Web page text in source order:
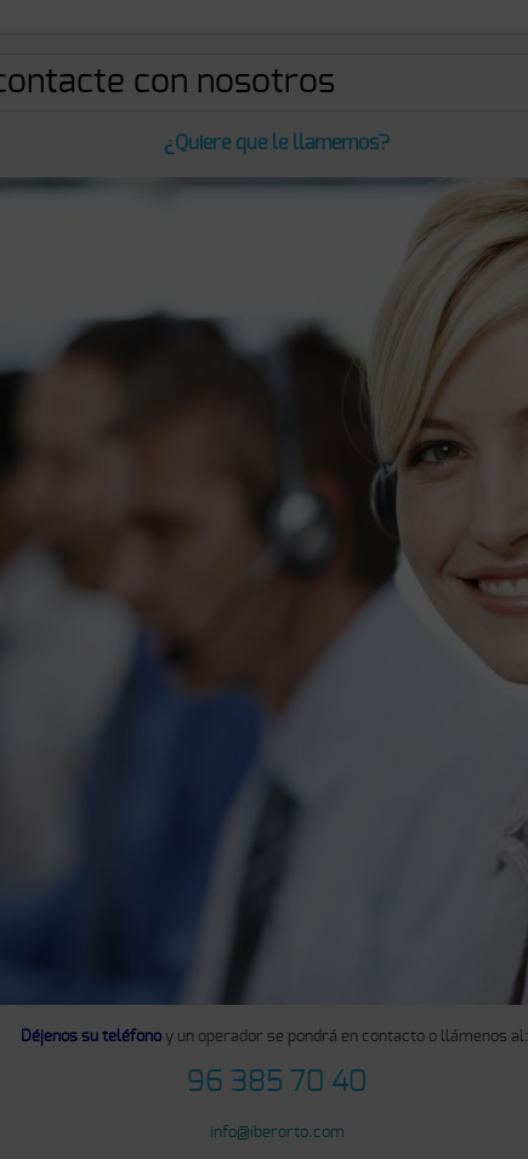
con nosotros
¿Quiere que le llamemos?
Déjenos su teléfono y un operador se pondrá en contacto o llámenos al:
96 385 70 40
info@iberorto.com